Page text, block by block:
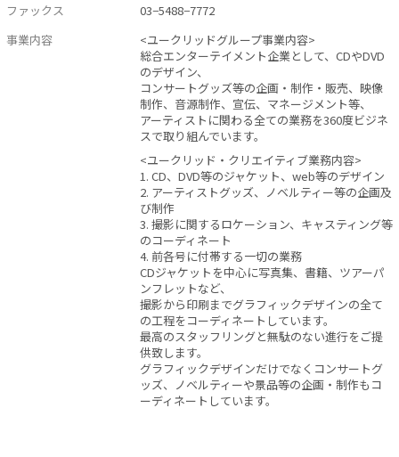
ファックス
03−5488−7772
事業内容
<ユークリッドグループ事業内容>
総合エンターテイメント企業として、CDやDVD
のデザイン、
コンサートグッズ等の企画・制作・販売、映像
制作、音源制作、宣伝、マネージメント等、
アーティストに関わる全ての業務を360度ビジネ
スで取り組んでいます。
<ユークリッド・クリエイティブ業務内容>
1. CD、DVD等のジャケット、web等のデザイン
2. アーティストグッズ、ノベルティー等の企画及
び制作
3. 撮影に関するロケーション、キャスティング等
のコーディネート
4. 前各号に付帯する一切の業務
CDジャケットを中心に写真集、書籍、ツアーパ
ンフレットなど、
撮影から印刷までグラフィックデザインの全て
の工程をコーディネートしています。
最高のスタッフリングと無駄のない進行をご提
供致します。
グラフィックデザインだけでなくコンサートグ
ッズ、ノベルティーや景品等の企画・制作もコ
ーディネートしています。